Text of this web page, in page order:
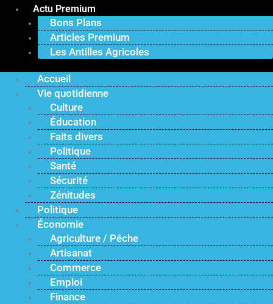
Actu Premium
Bons Plans
Articles Premium
Les Antilles Agricoles
Accueil
Vie quotidienne
Culture
Éducation
Faits divers
Politique
Santé
Sécurité
Zénitudes
Politique
Économie
Agriculture / Pêche
Artisanat
Commerce
Emploi
Finance